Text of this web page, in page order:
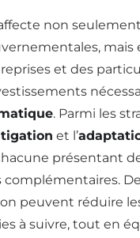
non
mais
et des
. Parmi les
et l’
présentant
peuvent réduire
à suivre, tout en